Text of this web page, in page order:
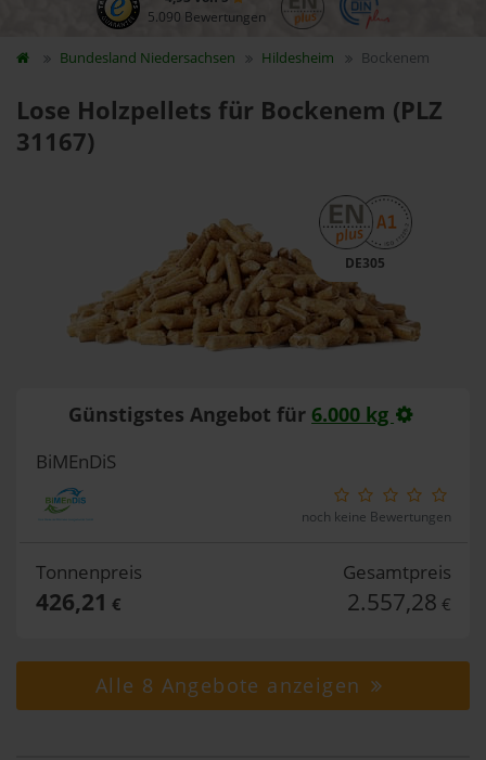
5.090 Bewertungen
Bundesland Niedersachsen Hildesheim Bockenem
Lose Holzpellets für Bockenem (PLZ
31167)
DE305
Günstigstes Angebot für 6.000 kg
BiMEnDiS
noch keine Bewertungen
Tonnenpreis
426,21 €
Gesamtpreis
2.557,28 €
Alle 8 Angebote anzeigen